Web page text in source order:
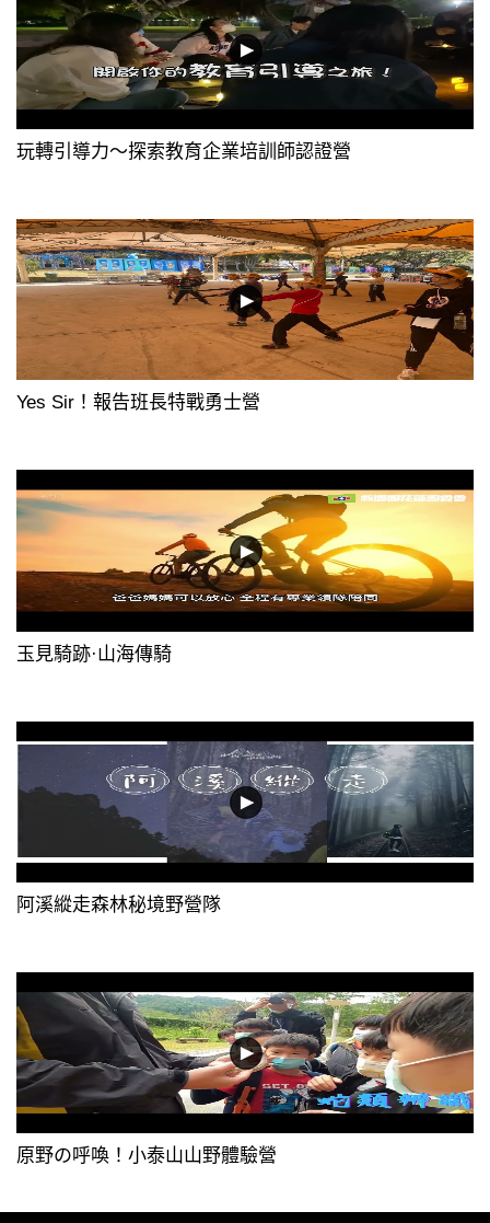
玩轉引導力〜探索教育企業培訓師認證營
Yes Sir！報告班長特戰勇士營
玉見騎跡·山海傳騎
阿溪縱走森林秘境野營隊
原野の呼喚！小泰山山野體驗營